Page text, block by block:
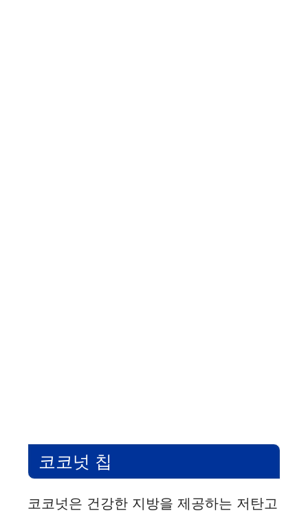
코코넛 칩
코코넛은 건강한 지방을 제공하는 저탄고